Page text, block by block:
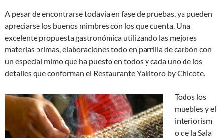
A pesar de encontrarse todavía en fase de pruebas, ya pueden
apreciarse los buenos mimbres con los que cuenta. Una
excelente propuesta gastronómica utilizando las mejores
materias primas, elaboraciones todo en parrilla de carbón con
un especial mimo que ha puesto en todos y cada uno de los
detalles que conforman el Restaurante Yakitoro by Chicote.
Todos los
muebles y el
interiorism
o de la Sala